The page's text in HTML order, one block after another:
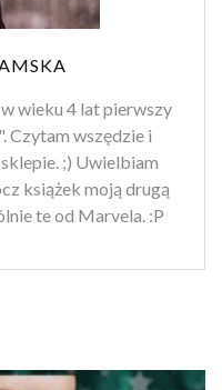
wieku 4 lat pierwszy
Czytam wszędzie i
;) Uwielbiam
książek moją drugą
te od Marvela. :P